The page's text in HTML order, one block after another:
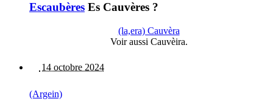
Escaubères Es Cauvères ?
(la,era) Cauvèra
Voir aussi Cauvèira.
14 octobre 2024
(Argein)